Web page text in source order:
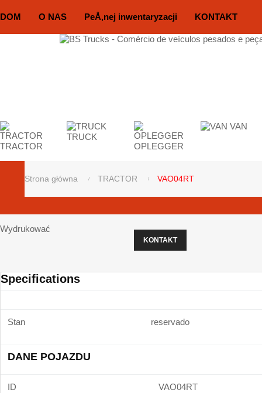
DOM O NAS PeÅ‚nej inwentaryzacji KONTAKT
TRACTOR
TRUCK
OPLEGGER
VAN
Strona główna TRACTOR VAO04RT
Wydrukować
KONTAKT
Specifications
Stan reservado
DANE POJAZDU
ID VAO04RT